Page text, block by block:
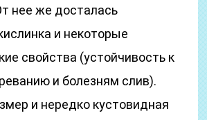
нее же досталась
и некоторые
свойства (устойчивость к
и болезням слив).
и нередко кустовидная